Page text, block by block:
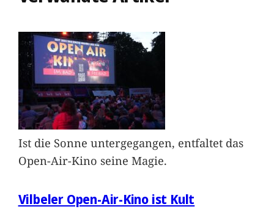
Ist die Sonne untergegangen, entfaltet das
Open-Air-Kino seine Magie.
Vilbeler Open-Air-Kino ist Kult